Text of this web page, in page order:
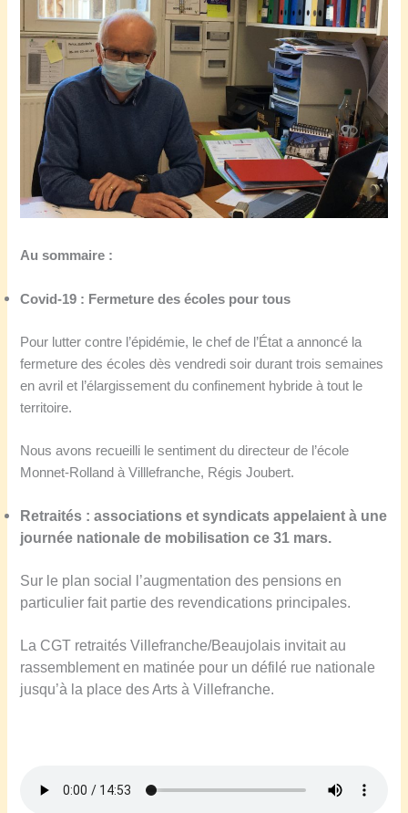
Au sommaire :
Covid-19 : Fermeture des écoles pour tous
Pour lutter contre l’épidémie, le chef de l’État a annoncé la
fermeture des écoles dès vendredi soir durant trois semaines
en avril et l’élargissement du confinement hybride à tout le
territoire.
Nous avons recueilli le sentiment du directeur de l’école
Monnet-Rolland à Villlefranche, Régis Joubert.
Retraités :associations et syndicats appelaient à une
journée nationale de mobilisation ce 31 mars.
Sur le plan social l’augmentation des pensions en
particulier fait partie des revendications principales.
La CGT retraités Villefranche/Beaujolais invitait au
rassemblement en matinée pour un défilé rue nationale
jusqu’à la place des Arts à Villefranche.